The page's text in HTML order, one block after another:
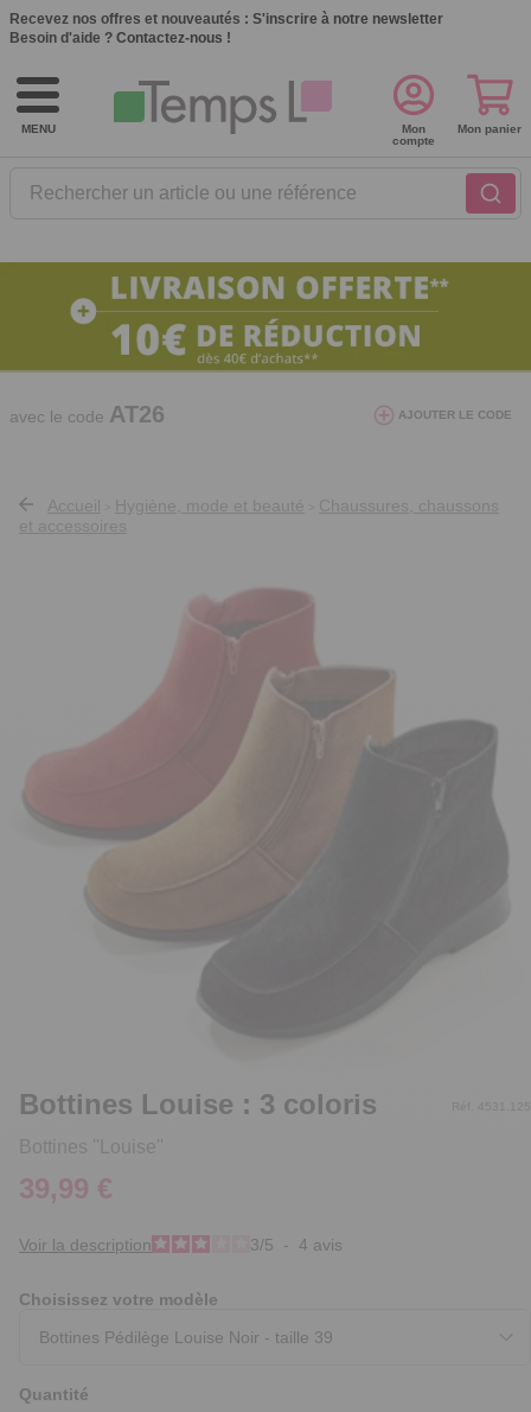
Recevez nos offres et nouveautés : S'inscrire à notre newsletter
Besoin d'aide ? Contactez-nous !
MENU
Rechercher un article ou une référence
Mon
compte
Mon panier
10€ de réduction dès 40€ d'achat. Offre
valable du 03/08/2026 au 12/08/2026.
avec le code AT26 AJOUTER LE CODE
Accueil Hygiène, mode et beauté
Chaussures, chaussons
et accessoires
Bottines Louise : 3 coloris
Bottines ''Louise''
Réf. 4531.125
39,99 €
Voir la description 3/5 - 4 avis
Choisissez votre modèle
Quantité